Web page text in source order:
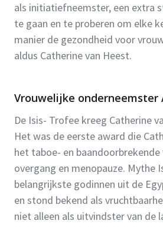
als initiatiefneemster, een extra
te gaan en te proberen om elke
manier de gezondheid voor
aldus Catherine van Heest.
Vrouwelijke onderneemster
De Isis- Trofee kreeg Catherine
Het was de eerste award die
het taboe- en
overgang en menopauze. Mythe
belangrijkste godinnen uit de
en stond bekend als
niet alleen als uitvindster van de